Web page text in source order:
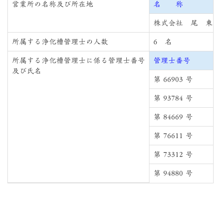
営業所の名称及び所在地 名 称
株式会社 尾 東
所属する浄化槽管理士の人数 6 名
所属する浄化槽管理士に係る管理士番号
及び氏名
管理士番号
第 66903 号
第 93784 号
第 84669 号
第 76611 号
第 73312 号
第 94880 号